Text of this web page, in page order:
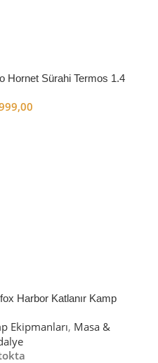
Hornet Sürahi Termos 1.4
Harbor Katlanır Kamp
Ekipmanları, Masa &